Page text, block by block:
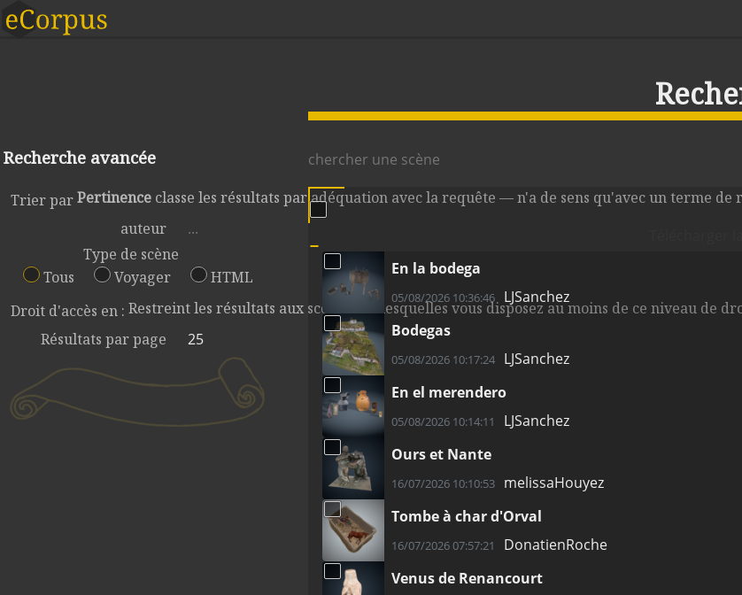
Recherche avancée
Trier parPertinence classe les résultats par adéquation avec la requête — n'a de sens qu'avec un terme
auteur
Type de scène
Tous
Voyager
HTML
Droit d'accès en : Restreint les résultats aux scènes sur lesquelles vous disposez au moins de ce niveau
Résultats par page
En la bodega
05/08/2026 10:36:46 LJSanchez
Bodegas
05/08/2026 10:17:24 LJSanchez
En el merendero
05/08/2026 10:14:11 LJSanchez
Ours et Nante
16/07/2026 10:10:53 melissaHouyez
Tombe à char d'Orval
16/07/2026 07:57:21 DonatienRoche
Venus de Renancourt